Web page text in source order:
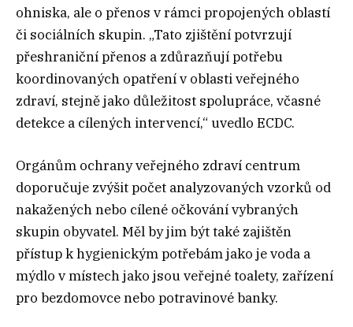
ohniska, ale o přenos v rámci propojených oblastí
či sociálních skupin. „Tato zjištění potvrzují
přeshraniční přenos a zdůrazňují potřebu
koordinovaných opatření v oblasti veřejného
zdraví, stejně jako důležitost spolupráce, včasné
detekce a cílených intervencí,“ uvedlo ECDC.
Orgánům ochrany veřejného zdraví centrum
doporučuje zvýšit počet analyzovaných vzorků od
nakažených nebo cílené očkování vybraných
skupin obyvatel. Měl by jim být také zajištěn
přístup k hygienickým potřebám jako je voda a
mýdlo v místech jako jsou veřejné toalety, zařízení
pro bezdomovce nebo potravinové banky.